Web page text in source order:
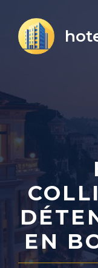
contenu
EN